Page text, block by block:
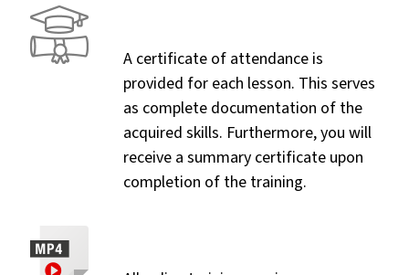
A certificate of attendance is
provided for each lesson. This serves
as complete documentation of the
acquired skills. Furthermore, you will
receive a summary certificate upon
completion of the training.